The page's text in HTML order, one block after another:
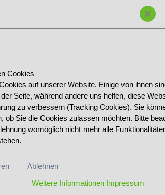
×
Cookies
auf unserer Website. Einige von ihnen
Seite, während andere uns helfen, diese
zu verbessern (Tracking Cookies). Sie
ob Sie die Cookies zulassen möchten. Bitte
womöglich nicht mehr alle
Ablehnen
Weitere Informationen Impressum